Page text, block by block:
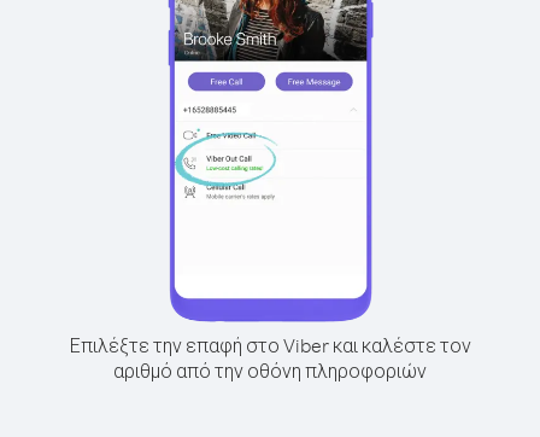
Επιλέξτε την επαφή στο Viber και καλέστε τον
αριθμό από την οθόνη πληροφοριών